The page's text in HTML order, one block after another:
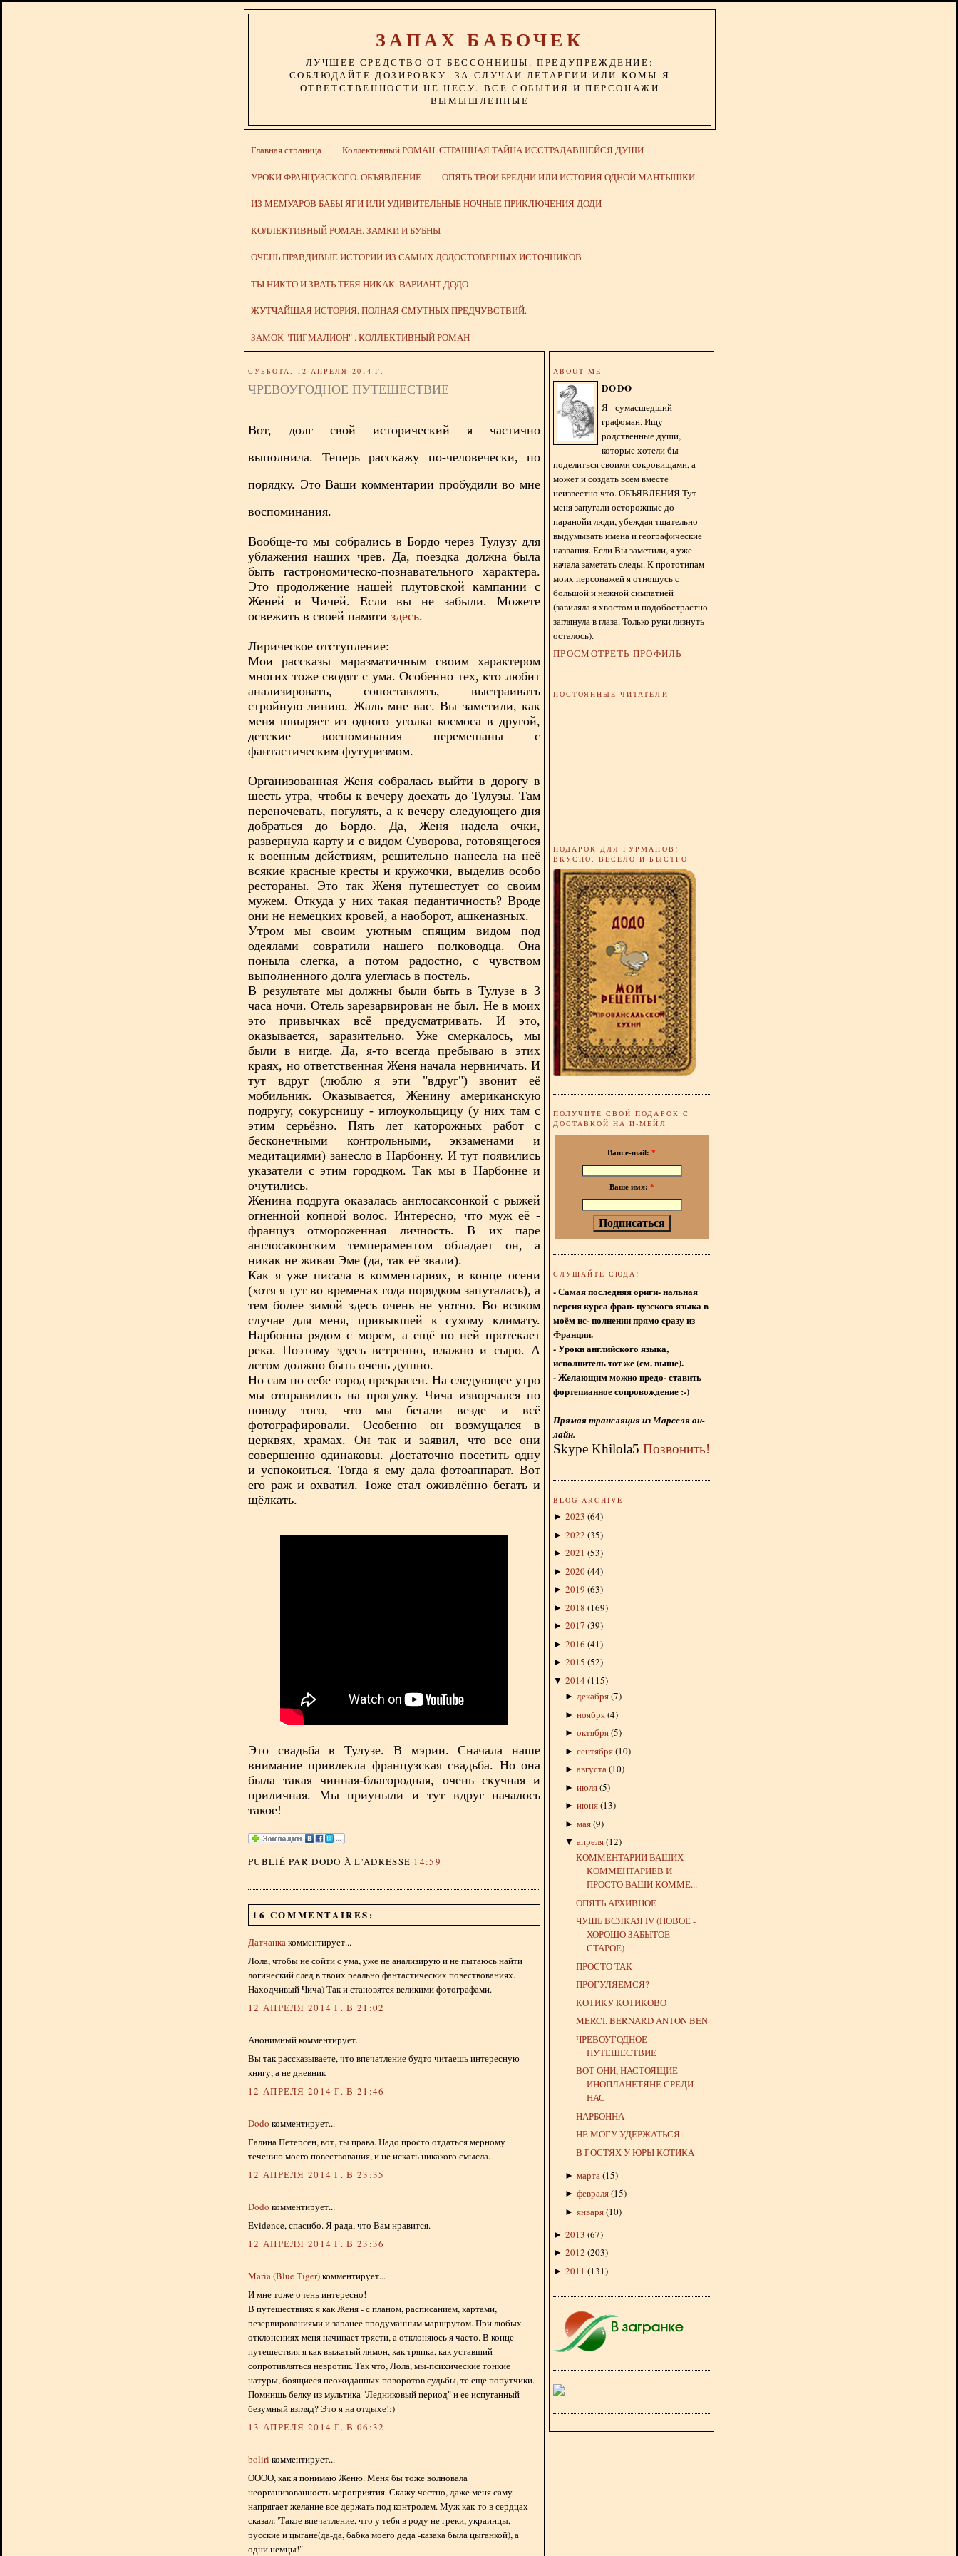
ЗАПАХ БАБОЧЕК
ЛУЧШЕЕ СРЕДСТВО ОТ БЕССОННИЦЫ. ПРЕДУПРЕЖДЕНИЕ:
СОБЛЮДАЙТЕ ДОЗИРОВКУ. ЗА СЛУЧАИ ЛЕТАРГИИ ИЛИ КОМЫ Я
ОТВЕТСТВЕННОСТИ НЕ НЕСУ. ВСЕ СОБЫТИЯ И ПЕРСОНАЖИ
ВЫМЫШЛЕННЫЕ
Главная страница Коллективный РОМАН. СТРАШНАЯ ТАЙНА ИССТРАДАВШЕЙСЯ ДУШИ
УРОКИ ФРАНЦУЗСКОГО. ОБЪЯВЛЕНИЕ ОПЯТЬ ТВОИ БРЕДНИ ИЛИ ИСТОРИЯ ОДНОЙ МАНТЫШКИ
ИЗ МЕМУАРОВ БАБЫ ЯГИ ИЛИ УДИВИТЕЛЬНЫЕ НОЧНЫЕ ПРИКЛЮЧЕНИЯ ДОДИ
КОЛЛЕКТИВНЫЙ РОМАН. ЗАМКИ И БУБНЫ
ОЧЕНЬ ПРАВДИВЫЕ ИСТОРИИ ИЗ САМЫХ ДОДОСТОВЕРНЫХ ИСТОЧНИКОВ
ТЫ НИКТО И ЗВАТЬ ТЕБЯ НИКАК. ВАРИАНТ ДОДО
ЖУТЧАЙШАЯ ИСТОРИЯ, ПОЛНАЯ СМУТНЫХ ПРЕДЧУВСТВИЙ.
ЗАМОК "ПИГМАЛИОН" . КОЛЛЕКТИВНЫЙ РОМАН
СУББОТА, 12 АПРЕЛЯ 2014 Г.
ЧРЕВОУГОДНОЕ ПУТЕШЕСТВИЕ
Вот, долг свой исторический я частично
выполнила. Теперь расскажу по-человечески, по
порядку. Это Ваши комментарии пробудили во мне
воспоминания.
Вообще-то мы собрались в Бордо через Тулузу для
ублажения наших чрев. Да, поездка должна была
быть гастрономическо-познавательного характера.
Это продолжение нашей плутовской кампании с
Женей и Чичей. Если вы не забыли. Можете
освежить в своей памяти здесь.
Лирическое отступление:
Мои рассказы маразматичным своим характером
многих тоже сводят с ума. Особенно тех, кто любит
анализировать, сопоставлять, выстраивать
стройную линию. Жаль мне вас. Вы заметили, как
меня швыряет из одного уголка космоса в другой,
детские воспоминания перемешаны с
фантастическим футуризмом.
Организованная Женя собралась выйти в дорогу в
шесть утра, чтобы к вечеру доехать до Тулузы. Там
переночевать, погулять, а к вечеру следующего дня
добраться до Бордо. Да, Женя надела очки,
развернула карту и с видом Суворова, готовящегося
к военным действиям, решительно нанесла на неё
всякие красные кресты и кружочки, выделив особо
рестораны. Это так Женя путешестует со своим
мужем. Откуда у них такая педантичность? Вроде
они не немецких кровей, а наоборот, ашкеназных.
Утром мы своим уютным спящим видом под
одеялами совратили нашего полководца. Она
поныла слегка, а потом радостно, с чувством
выполненного долга улеглась в постель.
В результате мы должны были быть в Тулузе в 3
часа ночи. Отель зарезарвирован не был. Не в моих
это привычках всё предусматривать. И это,
оказывается, заразительно. Уже смеркалось, мы
были в нигде. Да, я-то всегда пребываю в этих
краях, но ответственная Женя начала нервничать. И
тут вдруг (люблю я эти "вдруг") звонит её
мобильник. Оказывается, Женину американскую
подругу, сокурсницу - иглоукольщицу (у них там с
этим серьёзно. Пять лет каторожных работ с
бесконечными контрольными, экзаменами и
медитациями) занесло в Нарбонну. И тут появились
указатели с этим городком. Так мы в Нарбонне и
очутились.
Женина подруга оказалась англосаксонкой с рыжей
огненной копной волос. Интересно, что муж её -
француз отмороженная личность. В их паре
англосаконским темпераментом обладает он, а
никак не живая Эме (да, так её звали).
Как я уже писала в комментариях, в конце осени
(хотя я тут во временах года порядком запуталась), а
тем более зимой здесь очень не уютно. Во всяком
случае для меня, привыкшей к сухому климату.
Нарбонна рядом с морем, а ещё по ней протекает
река. Поэтому здесь ветренно, влажно и сыро. А
летом должно быть очень душно.
Но сам по себе город прекрасен. На следующее утро
мы отправились на прогулку. Чича изворчался по
поводу того, что мы бегали везде и всё
фотографировали. Особенно он возмущался в
церквях, храмах. Он так и заявил, что все они
совершенно одинаковы. Достаточно посетить одну
и успокоиться. Тогда я ему дала фотоаппарат. Вот
его раж и охватил. Тоже стал оживлённо бегать и
щёлкать.
Это свадьба в Тулузе. В мэрии. Сначала наше
внимание привлекла французская свадьба. Но она
была такая чинная-благородная, очень скучная и
приличная. Мы приуныли и тут вдруг началось
такое!
PUBLIÉ PAR DODO À L'ADRESSE 14:59
16 COMMENTAIRES:
Датчанка комментирует...
Лола, чтобы не сойти с ума, уже не анализирую и не пытаюсь найти
логический след в твоих реально фантастических повествованиях.
Находчивый Чича) Так и становятся великими фотографами.
12 АПРЕЛЯ 2014 Г. В 21:02
Анонимный комментирует...
Вы так рассказываете, что впечатление будто читаешь интересную
книгу, а не дневник
12 АПРЕЛЯ 2014 Г. В 21:46
Dodo комментирует...
Галина Петерсен, вот, ты права. Надо просто отдаться мерному
течению моего повествования, и не искать никакого смысла.
12 АПРЕЛЯ 2014 Г. В 23:35
Dodo комментирует...
Evidence, спасибо. Я рада, что Вам нравится.
12 АПРЕЛЯ 2014 Г. В 23:36
Maria (Blue Tiger)комментирует...
И мне тоже очень интересно!
В путешествиях я как Женя - с планом, расписанием, картами,
резервированиями и заранее продуманным маршрутом. При любых
отклонениях меня начинает трясти, а отклоняюсь я часто. В конце
путешествия я как выжатый лимон, как тряпка, как уставший
сопротивляться невротик. Так что, Лола, мы-психические тонкие
натуры, боящиеся неожиданных поворотов судьбы, те еще попутчики.
Помнишь белку из мультика "Ледниковый период" и ее испуганный
безумный взгляд? Это я на отдыхе!:)
13 АПРЕЛЯ 2014 Г. В 06:32
boliri комментирует...
ОООО, как я понимаю Женю. Меня бы тоже волновала
неорганизованность мероприятия. Скажу честно, даже меня саму
напрягает желание все держать под контролем. Муж как-то в сердцах
сказал:"Такое впечатление, что у тебя в роду не греки, украинцы,
русские и цыгане(да-да, бабка моего деда -казака была цыганкой), а
одни немцы!"
ABOUT ME
DODO
Я - сумасшедший
графоман. Ищу
родственные души,
которые хотели бы
поделиться своими сокровищами, а
может и создать всем вместе
неизвестно что. ОБЪЯВЛЕНИЯ Тут
меня запугали осторожные до
паранойи люди, убеждая тщательно
выдумывать имена и географические
названия. Если Вы заметили, я уже
начала заметать следы. К прототипам
моих персонажей я отношусь с
большой и нежной симпатией
(завиляла я хвостом и подобострастно
заглянула в глаза. Только руки лизнуть
осталось).
ПРОСМОТРЕТЬ ПРОФИЛЬ
ПОСТОЯННЫЕ ЧИТАТЕЛИ
ПОДАРОК ДЛЯ ГУРМАНОВ!
ВКУСНО, ВЕСЕЛО И БЫСТРО
ПОЛУЧИТЕ СВОЙ ПОДАРОК С
ДОСТАВКОЙ НА И-МЕЙЛ
Ваш e-mail: *
Ваше имя: *
СЛУШАЙТЕ СЮДА!
- Самая последняя ориги- нальная
версия курса фран- цузского языка в
моём ис- полнении прямо сразу из
Франции.
- Уроки английского языка,
исполнитель тот же (см. выше).
- Желающим можно предо- ставить
фортепианное сопровождение :-)
Прямая трансляция из Марселя он-
лайн.
Skype Khilola5 Позвонить!
BLOG ARCHIVE
► 2023 (64)
► 2022 (35)
► 2021 (53)
► 2020(44)
► 2019 (63)
► 2018 (169)
► 2017 (39)
► 2016 (41)
► 2015 (52)
▼ 2014 (115)
► декабря(7)
► ноября(4)
► октября(5)
► сентября(10)
► августа(10)
► июля(5)
► июня(13)
► мая(9)
▼ апреля(12)
КОММЕНТАРИИ ВАШИХ
КОММЕНТАРИЕВ И
ПРОСТО ВАШИ КОММЕ...
ОПЯТЬ АРХИВНОЕ
ЧУШЬ ВСЯКАЯ IV (НОВОЕ -
ХОРОШО ЗАБЫТОЕ
СТАРОЕ)
ПРОСТО ТАК
ПРОГУЛЯЕМСЯ?
КОТИКУ КОТИКОВО
MERCI. BERNARD ANTON BEN
ЧРЕВОУГОДНОЕ
ПУТЕШЕСТВИЕ
ВОТ ОНИ, НАСТОЯЩИЕ
ИНОПЛАНЕТЯНЕ СРЕДИ
НАС
НАРБОННА
НЕ МОГУ УДЕРЖАТЬСЯ
В ГОСТЯХ У ЮРЫ КОТИКА
► марта(15)
► февраля(15)
► января(10)
► 2013 (67)
► 2012 (203)
► 2011 (131)